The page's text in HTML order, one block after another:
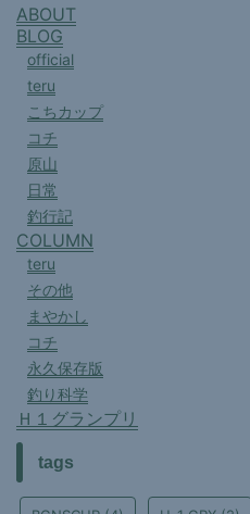
ABOUT
BLOG
official
teru
こちカップ
コチ
原山
日常
釣行記
COLUMN
teru
その他
まやかし
コチ
永久保存版
釣り科学
Ｈ１グランプリ
tags